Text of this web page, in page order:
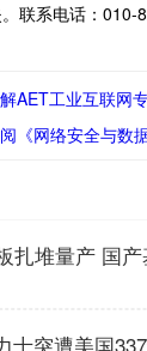
联系电话：010-
AET工业互联网
《网络安全与数
扎堆量产 国
士突遭美国